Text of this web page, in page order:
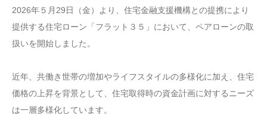
2026年５月29日（金）より、住宅金融支援機構との提携により
提供する住宅ローン「フラット３５」において、ペアローンの取
扱いを開始しました。
近年、共働き世帯の増加やライフスタイルの多様化に加え、住宅
価格の上昇を背景として、住宅取得時の資金計画に対するニーズ
は一層多様化しています。